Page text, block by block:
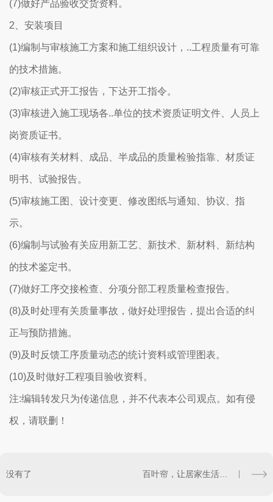
(7)做好产品验收交货资料。
2、安装项目
(1)编制与审核施工方案和施工组织设计，..工程质量有可靠
的技术措施。
(2)审核正式开工报告，下达开工指令。
(3)审核进入施工现场各..单位的技术资质证明文件、人员上
岗资质证书。
(4)审核有关材料、成品、半成品的质量检验指靠、材质证
明书、试验报告。
(5)审核施工图、设计变更、修改图纸与通知、协议、指
示。
(6)编制与试验有关应用新工艺、新技术、新材料、新结构
的技术鉴定书。
(7)做好工序交接检查、分项分部工程质量检查报告。
(8)及时处理有关质量事故，做好处理报告，提出合适的纠
正与预防措施。
(9)及时反馈工序质量动态的统计资料或管理图表。
(10)及时做好工程项目验收资料。
注:编辑转发只为传递信息，并不代表本公司观点。如有侵
权，请联删！
没有了